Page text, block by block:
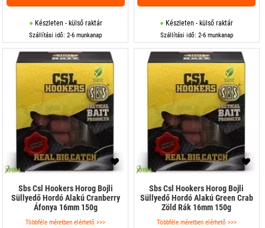
Készleten - külső raktár
Szállítási idő: 2-6 munkanap
Készleten - külső raktár
Szállítási idő: 2-6 munkanap
Sbs Csl Hookers Horog Bojli
Süllyedő Hordó Alakú Cranberry
Áfonya 16mm 150g
Többféle méretben elérhető >>>
Sbs Csl Hookers Horog Bojli
Süllyedő Hordó Alakú Green Crab
Zöld Rák 16mm 150g
Többféle méretben elérhető >>>